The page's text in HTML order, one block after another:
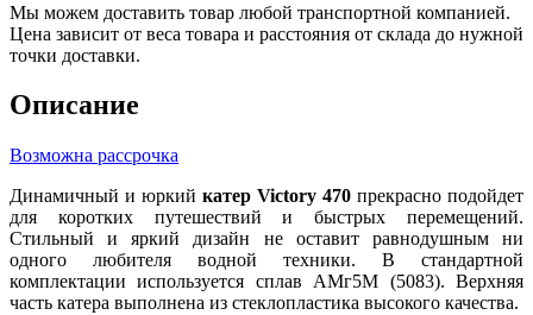
Мы можем доставить товар любой транспортной компанией.
Цена зависит от веса товара и расстояния от склада до нужной
точки доставки.
Описание
Возможна рассрочка
Динамичный и юркий катер Victory 470 прекрасно подойдет
для коротких путешествий и быстрых перемещений.
Стильный и яркий дизайн не оставит равнодушным ни
одного любителя водной техники. В стандартной
комплектации используется сплав АМг5М (5083). Верхняя
часть катера выполнена из стеклопластика высокого качества.